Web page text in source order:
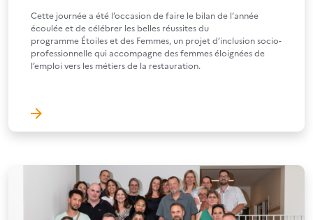
Cette journée a été l’occasion de faire le bilan de l’année
écoulée et de célébrer les belles réussites du
programme Étoiles et des Femmes, un projet d’inclusion socio-
professionnelle qui accompagne des femmes éloignées de
l’emploi vers les métiers de la restauration.